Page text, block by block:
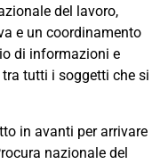
del lavoro,
e un coordinamento
di informazioni e
tra tutti i soggetti che si
in avanti per arrivare
nazionale del